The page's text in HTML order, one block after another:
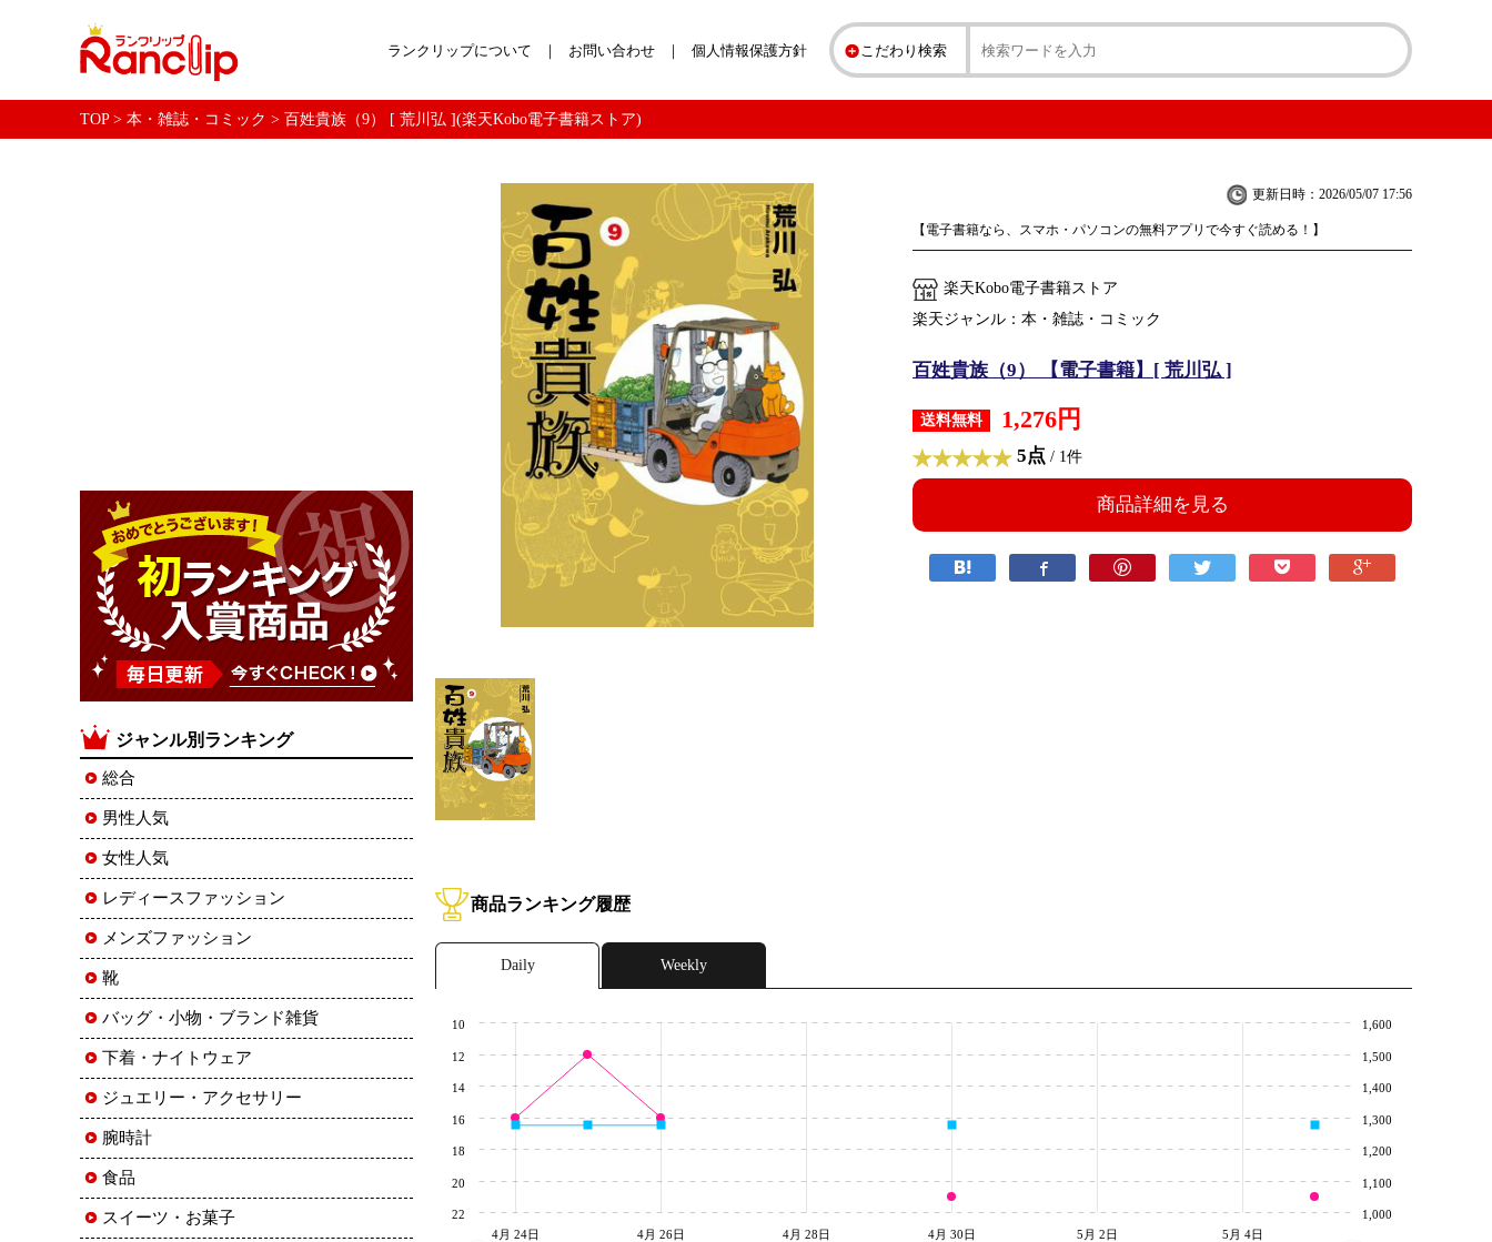
こだわり検索
ランクリップについて お問い合わせ 個人情報保護方針
TOP> 本・雑誌・コミック > 百姓貴族（9） [ 荒川弘 ](楽天Kobo電子書籍ストア)
更新日時：2026/05/07 17:56
【電子書籍なら、スマホ・パソコンの無料アプリで今すぐ読める！】
楽天Kobo電子書籍ストア
楽天ジャンル：本・雑誌・コミック
百姓貴族（9） 【電子書籍】[ 荒川弘 ]
送料無料 1,276円
5点 / 1件
商品詳細を見る
商品ランキング履歴
Daily Weekly
4月 24日 4月 26日 4月 28日 4月 30日 5月 2日 5月 4日
10
12
14
16
18
20
22 1,000
1,100
1,200
1,300
1,400
1,500
1,600
ジャンル別ランキング
総合
男性人気
女性人気
レディースファッション
メンズファッション
靴
バッグ・小物・ブランド雑貨
下着・ナイトウェア
ジュエリー・アクセサリー
腕時計
食品
スイーツ・お菓子